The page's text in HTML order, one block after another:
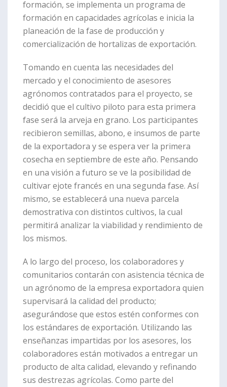
formación, se implementa un programa de
formación en capacidades agrícolas e inicia la
planeación de la fase de producción y
comercialización de hortalizas de exportación.
Tomando en cuenta las necesidades del
mercado y el conocimiento de asesores
agrónomos contratados para el proyecto, se
decidió que el cultivo piloto para esta primera
fase será la arveja en grano. Los participantes
recibieron semillas, abono, e insumos de parte
de la exportadora y se espera ver la primera
cosecha en septiembre de este año. Pensando
en una visión a futuro se ve la posibilidad de
cultivar ejote francés en una segunda fase. Así
mismo, se establecerá una nueva parcela
demostrativa con distintos cultivos, la cual
permitirá analizar la viabilidad y rendimiento de
los mismos.
A lo largo del proceso, los colaboradores y
comunitarios contarán con asistencia técnica de
un agrónomo de la empresa exportadora quien
supervisará la calidad del producto;
asegurándose que estos estén conformes con
los estándares de exportación. Utilizando las
enseñanzas impartidas por los asesores, los
colaboradores están motivados a entregar un
producto de alta calidad, elevando y refinando
sus destrezas agrícolas. Como parte del